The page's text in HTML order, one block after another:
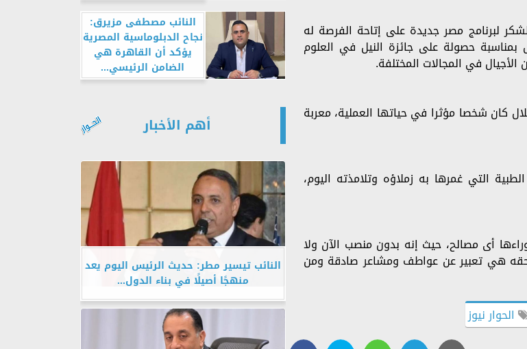
لبرنامج مصر جديدة على إتاحة الفرصة له
حصولة على جائزة النيل في العلوم
في المجالات المختلفة.
كان شخصا مؤثرا في حياتها العملية، معربة
التي غمرها به زملاؤه وتلامذته اليوم،
أى مصالح، حيث إنه بدون منصب الآن ولا
حقه هي تعبير عن عواطف ومشاعر صادقة ومن
الحوار نيوز
النائب مصطفى مزيرق:
نجاح الدبلوماسية المصرية
يؤكد أن القاهرة هي
الضامن الرئيسي...
أهم الأخبار
النائب تيسير مطر: حديث الرئيس اليوم يعد
منهجًا أصيلًا في بناء الدول...